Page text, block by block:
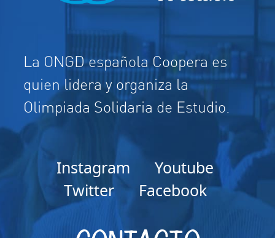
La ONGD española Coopera es
quien lidera y organiza la
Olimpiada Solidaria de Estudio.
Instagram
Youtube
Twitter
Facebook